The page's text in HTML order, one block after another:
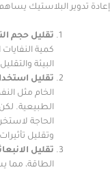
البلاستيك يساهم في:
تقليل حجم النفايات:
كمية النفايات التي
البيئة والتقليل من
تقليل استخدام
الخام مثل النفط
الطبيعية. لكن
الحاجة لاستخراج هذه
وتقليل تأثيرات صناعة
تقليل الانبعاثات:
الطاقة، مما يساهم في